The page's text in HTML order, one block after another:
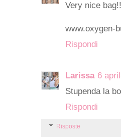
Very nice bag!!
www.oxygen-
Rispondi
Larissa 6
Stupenda la
Rispondi
Risposte